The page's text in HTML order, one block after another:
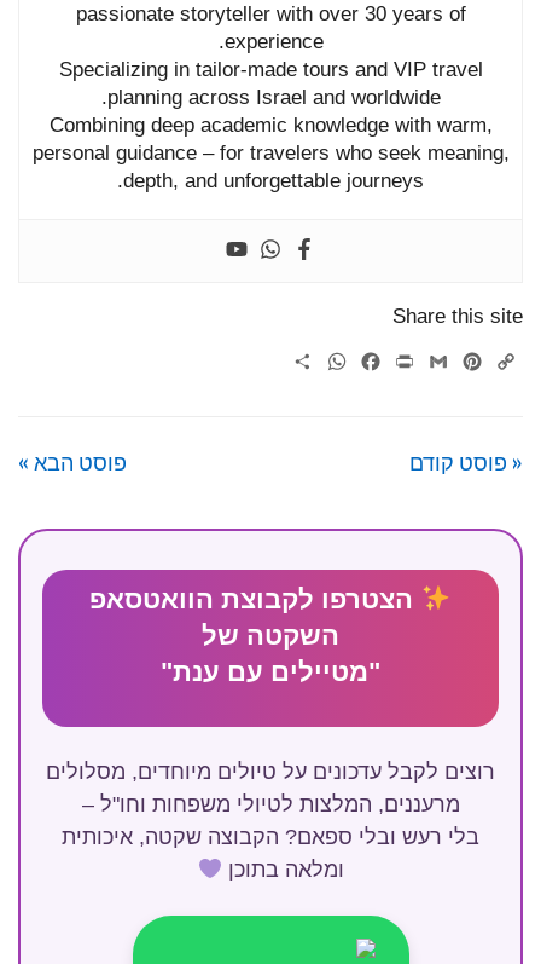
passionate storyteller with over 30 years of
experience.
Specializing in tailor-made tours and VIP travel
planning across Israel and worldwide.
Combining deep academic knowledge with warm,
personal guidance – for travelers who seek meaning,
depth, and unforgettable journeys.
Share this site
Copy
Pinterest
Gmail
Print
Facebook
WhatsApp
« פוסט קודם פוסט הבא »
הצטרפו לקבוצת הוואטסאפ
השקטה של
"מטיילים עם ענת"
רוצים לקבל עדכונים על טיולים מיוחדים, מסלולים
מרעננים, המלצות לטיולי משפחות וחו"ל –
בלי רעש ובלי ספאם? הקבוצה שקטה, איכותית
ומלאה בתוכן